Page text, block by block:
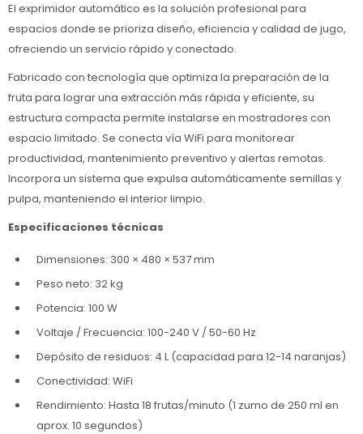
El exprimidor automático es la solución profesional para
espacios donde se prioriza diseño, eficiencia y calidad de jugo,
ofreciendo un servicio rápido y conectado.
Fabricado con tecnología que optimiza la preparación de la
fruta para lograr una extracción más rápida y eficiente, su
estructura compacta permite instalarse en mostradores con
espacio limitado. Se conecta vía WiFi para monitorear
productividad, mantenimiento preventivo y alertas remotas.
Incorpora un sistema que expulsa automáticamente semillas y
pulpa, manteniendo el interior limpio.
Especificaciones técnicas
Dimensiones: 300 × 480 × 537 mm
Peso neto: 32 kg
Potencia: 100 W
Voltaje / Frecuencia: 100-240 V / 50-60 Hz
Depósito de residuos: 4 L (capacidad para 12-14 naranjas)
Conectividad: WiFi
Rendimiento: Hasta 18 frutas/minuto (1 zumo de 250 ml en
aprox. 10 segundos)